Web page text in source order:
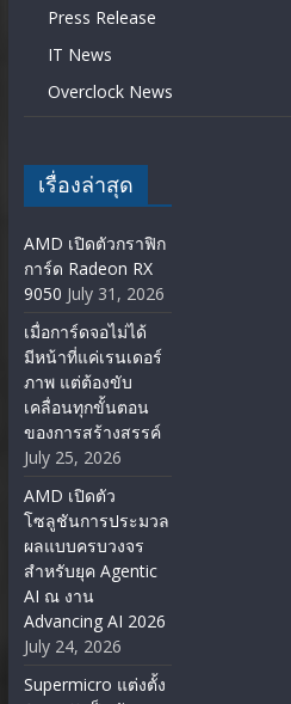
Press Release
IT News
Overclock News
เรื่องล่าสุด
AMD เปิดตัวกราฟิก
การ์ด Radeon RX
9050 July 31, 2026
เมื่อการ์ดจอไม่ได้
มีหน้าที่แค่เรนเดอร์
ภาพ แต่ต้องขับ
เคลื่อนทุกขั้นตอน
ของการสร้างสรรค์
July 25, 2026
AMD เปิดตัว
โซลูชันการประมวล
ผลแบบครบวงจร
สำหรับยุค Agentic
AI ณ งาน
Advancing AI 2026
July 24, 2026
Supermicro แต่งตั้ง